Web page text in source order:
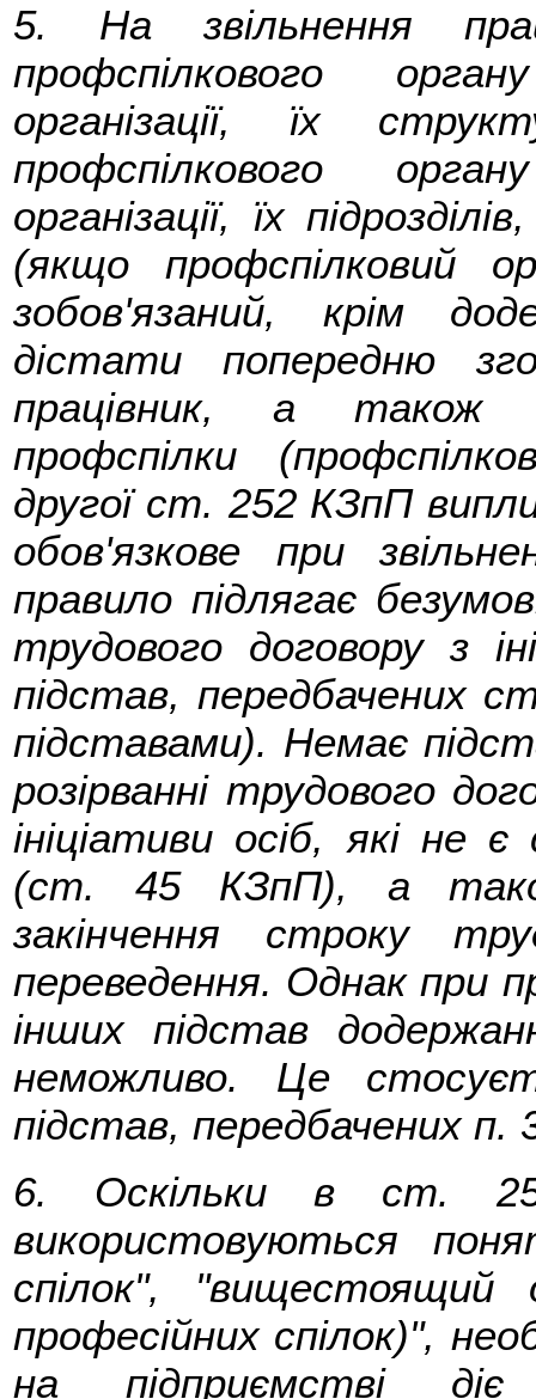
5. На звільнення
профспілкового
організації, їх
профспілкового
організації, їх
(якщо профспілковий
зобов'язаний, крім
дістати попередню
працівник, а також
профспілки
другої ст. 252 КЗпП
обов'язкове при
правило підлягає
трудового договору з
підстав, передбачених
підставами). Немає
розірванні трудового
ініціативи осіб, які не
(ст. 45 КЗпП), а
закінчення строку
переведення. Однак при
інших підстав
неможливо. Це
підстав, передбачених
6. Оскільки в ст.
використовуються
спілок", "вищестоящий
професійних спілок)",
на підприємстві